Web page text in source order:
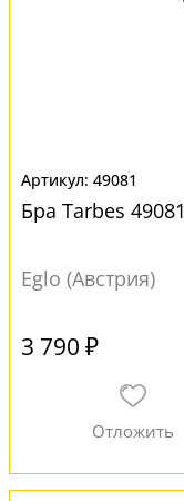
49081
Бра Tarbes 49081
Eglo (Австрия)
3 790 ₽